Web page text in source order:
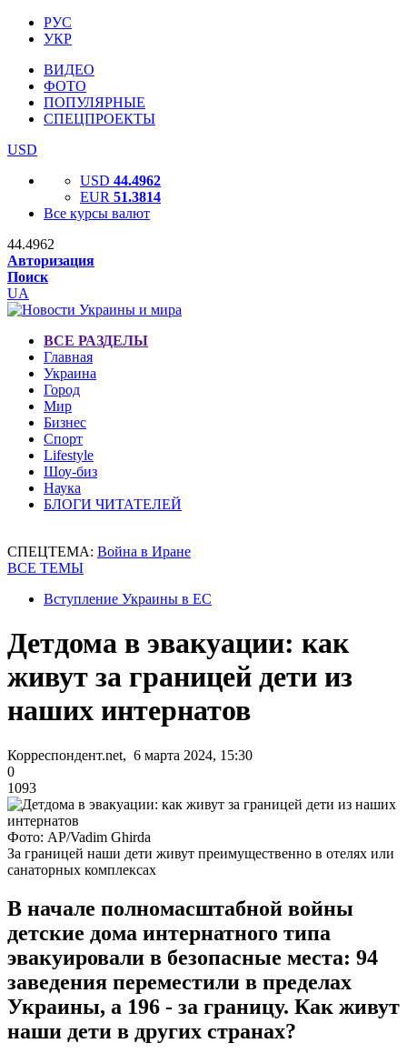
РУС
УКР
ВИДЕО
ФОТО
ПОПУЛЯРНЫЕ
СПЕЦПРОЕКТЫ
USD
USD 44.4962
EUR 51.3814
Все курсы валют
44.4962
Авторизация
Поиск
UA
ВСЕ РАЗДЕЛЫ
Главная
Украина
Город
Мир
Бизнес
Спорт
Lifestyle
Шоу-биз
Наука
БЛОГИ ЧИТАТЕЛЕЙ
СПЕЦТЕМА: Война в Иране
ВСЕ ТЕМЫ
Вступление Украины в ЕС
Детдома в эвакуации: как
живут за границей дети из
наших интернатов
Корреспондент.net, 6 марта 2024, 15:30
0
1093
Фото: AP/Vadim Ghirda
За границей наши дети живут преимущественно в отелях или
санаторных комплексах
В начале полномасштабной войны
детские дома интернатного типа
эвакуировали в безопасные места: 94
заведения переместили в пределах
Украины, а 196 - за границу. Как живут
наши дети в других странах?